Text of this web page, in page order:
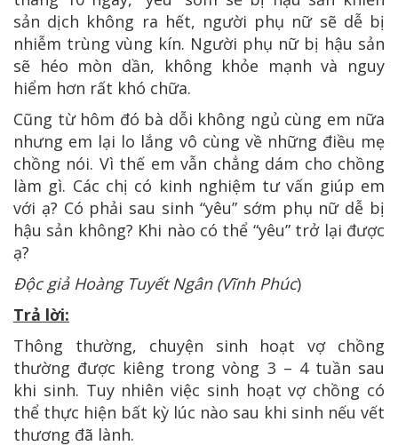
sản dịch không ra hết, người phụ nữ sẽ dễ bị
nhiễm trùng vùng kín. Người phụ nữ bị hậu sản
sẽ héo mòn dần, không khỏe mạnh và nguy
hiểm hơn rất khó chữa.
Cũng từ hôm đó bà dỗi không ngủ cùng em nữa
nhưng em lại lo lắng vô cùng về những điều mẹ
chồng nói. Vì thế em vẫn chẳng dám cho chồng
làm gì. Các chị có kinh nghiệm tư vấn giúp em
với ạ? Có phải sau sinh “yêu” sớm phụ nữ dễ bị
hậu sản không? Khi nào có thể “yêu” trở lại được
ạ?
Độc giả Hoàng Tuyết Ngân (Vĩnh Phúc)
Trả lời:
Thông thường, chuyện sinh hoạt vợ chồng
thường được kiêng trong vòng 3 – 4 tuần sau
khi sinh. Tuy nhiên việc sinh hoạt vợ chồng có
thể thực hiện bất kỳ lúc nào sau khi sinh nếu vết
thương đã lành.